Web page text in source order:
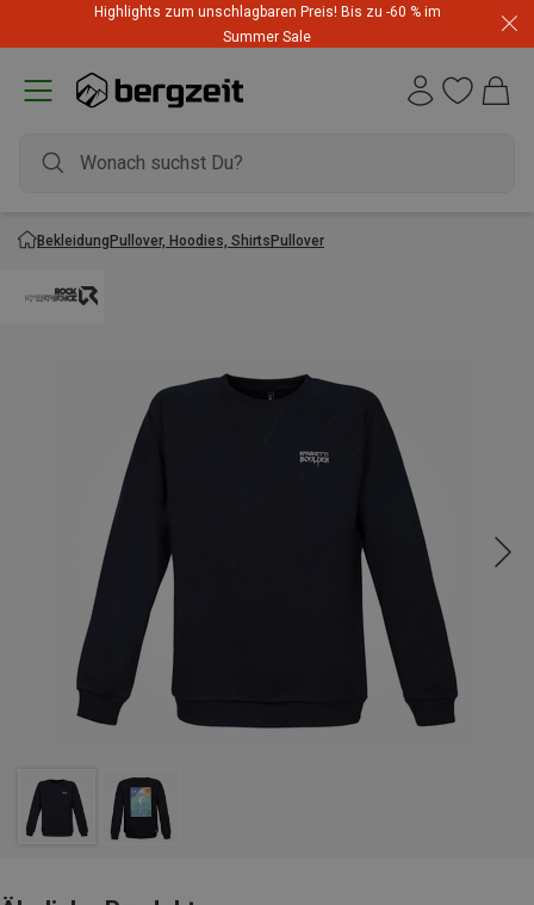
Highlights zum unschlagbaren Preis! Bis zu -60 % im
Summer Sale
BekleidungPullover, Hoodies, ShirtsPullover